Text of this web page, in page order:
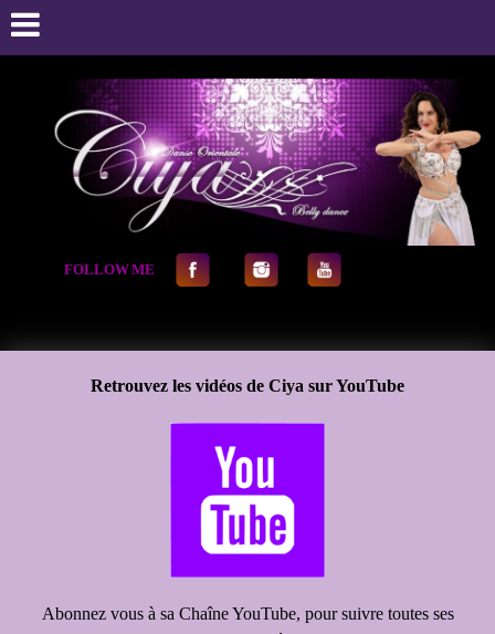
FOLLOW.ME
Retrouvez les vidéos de Ciya sur YouTube
Abonnez vous à sa Chaîne YouTube, pour suivre toutes ses